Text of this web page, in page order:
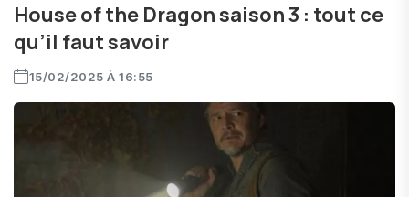
House of the Dragon saison 3 : tout ce
qu’il faut savoir
15/02/2025 À 16:55